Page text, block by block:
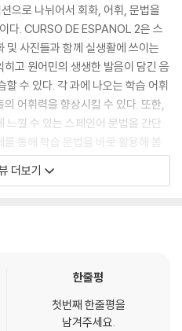
으로 나뉘어서 회화, 어휘, 문법을
다. CURSO DE ESPANOL 2은 스
및 사진들과 함께 실생활에 쓰이는
고 원어민의 생생한 발음이 담긴 음
수 있다. 각 과에 나오는 학습 어휘
어휘력을 향상시킬 수 있다. 또한,
느낄 수 있는 스페인어 문법을 간단
통해 학습 문법을 바로 활용해 봄
파일을 통해 스페인어 발음을 익힐
력을 향상시킬 수 있다.
더보기
한줄평
첫번째 한줄평을
남겨주세요.